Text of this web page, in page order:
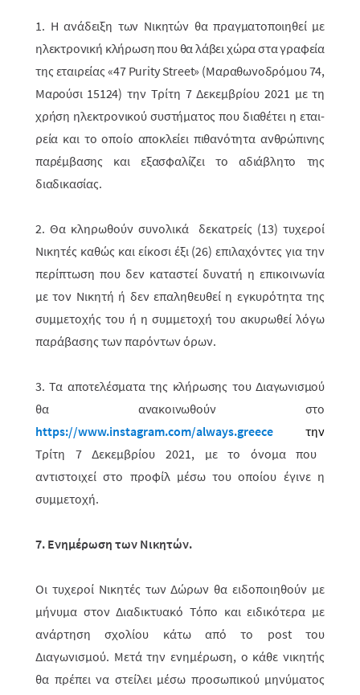
1. Η ανάδειξη των Νικητών θα πραγματοποιηθεί με
ηλεκτρονική κλήρωση που θα λάβει χώρα στα γραφεία
της εταιρείας «47 Purity Street» (Μαραθωνοδρόμου 74,
Μαρούσι 15124) την Τρίτη 7 Δεκεμβρίου 2021 με τη
χρήση ηλεκτρο­νικού συστήματος που διαθέτει η εται­
ρεία και το οποίο αποκλείει πιθανό­τητα ανθρώ­πινης
παρέμβασης και εξασφαλίζει το αδιάβλητο της
διαδικασίας.
2. Θα κληρωθούν συνολικά δεκατρείς (13) τυχεροί
Νικητές καθώς και είκοσι έξι (26) επιλαχό­ντες για την
περίπτωση που δεν καταστεί δυνατή η επικοινωνία
με τον Νικητή ή δεν επαληθευθεί η εγκυρότητα της
συμμετοχής του ή η συμμετοχή του ακυρωθεί λόγω
παράβασης των παρόντων όρων.
3. Τα αποτελέσματα της κλήρωσης του Διαγωνισμού
θα ανακοινωθούν στο
https://www.instagram.com/always.greece την
Τρίτη 7 Δεκεμβρίου 2021, με το όνομα που
αντιστοιχεί στο προφίλ μέσω του οποίου έγινε η
συμμετοχή.
7. Ενημέρωση των Νικητών.
Οι τυχεροί Νικητές των Δώρων θα ειδοποιηθούν με
μήνυμα στον Διαδικτυακό Τόπο και ειδικότερα με
ανάρτηση σχολίου κάτω από το postτου
Διαγωνισμού. Μετά την ενημέρωση, ο κάθε νικητής
θα πρέπει να στείλει μέσω προσωπικού μηνύματος